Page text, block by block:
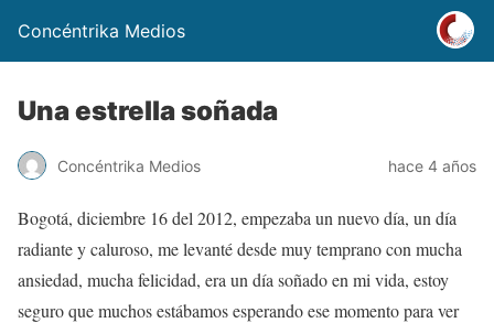
Concéntrika Medios
Una estrella soñada
Concéntrika Medios hace 4 años
Bogotá, diciembre 16 del 2012, empezaba un nuevo día, un día
radiante y caluroso, me levanté desde muy temprano con mucha
ansiedad, mucha felicidad, era un día soñado en mi vida, estoy
seguro que muchos estábamos esperando ese momento para ver